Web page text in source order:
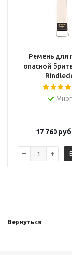
Ремень для
опасной
17 760 руб.
Вернуться